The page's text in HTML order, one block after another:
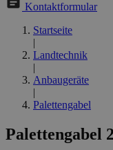
Kontaktformular
Startseite
|
Landtechnik
|
Anbaugeräte
|
Palettengabel
Palettengabel